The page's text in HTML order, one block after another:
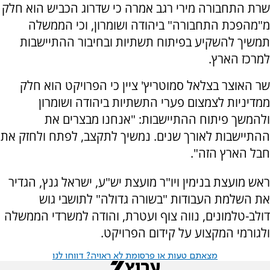
שרת התחבורה מירי רגב אמרה כי שדרוג הכביש הוא חלק
מ"מהפכת התחבורה" ביהודה ושומרון, וכי הממשלה
תמשיך להשקיע בפיתוח תשתיות ובחיבור ההתיישבות
למרכז הארץ.
שר האוצר בצלאל סמוטריץ' ציין כי הפרויקט הוא חלק
ממדיניות לצמצום פערי התשתיות ביהודה ושומרון
ולהמשך פיתוח ההתיישבות: "אנחנו מבצרים את
ההתיישבות לאורך שנים. נמשיך לתקצב, לפתח ולחזק את
חבל הארץ הזה".
ראש מועצת בנימין ויו"ר מועצת יש"ע, ישראל גנץ, הגדיר
את השלמת העבודות "בשורה גדולה" לתושבי גוש
דולב-טלמונים, נווה צוף ועטרת, והודה למשרדי הממשלה
ולגורמי המקצוע על קידום הפרויקט.
מצאתם טעות או פרסומת לא ראויה? דווחו לנו